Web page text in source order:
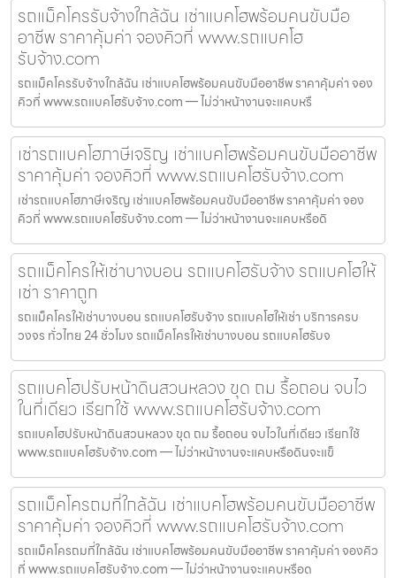
รถแม็คโครรับจ้างใกล้ฉัน เช่าแบคโฮพร้อมคนขับมือ
อาชีพ ราคาคุ้มค่า จองคิวที่ www.รถแบคโฮ
รับจ้าง.com
รถแม็คโครรับจ้างใกล้ฉัน เช่าแบคโฮพร้อมคนขับมืออาชีพ ราคาคุ้มค่า จอง
คิวที่ www.รถแบคโฮรับจ้าง.com — ไม่ว่าหน้างานจะแคบหรื
เช่ารถแบคโฮภาษีเจริญ เช่าแบคโฮพร้อมคนขับมืออาชีพ
ราคาคุ้มค่า จองคิวที่ www.รถแบคโฮรับจ้าง.com
เช่ารถแบคโฮภาษีเจริญ เช่าแบคโฮพร้อมคนขับมืออาชีพ ราคาคุ้มค่า จอง
คิวที่ www.รถแบคโฮรับจ้าง.com — ไม่ว่าหน้างานจะแคบหรือดิ
รถแม็คโครให้เช่าบางบอน รถแบคโฮรับจ้าง รถแบคโฮให้
เช่า ราคาถูก
รถแม็คโครให้เช่าบางบอน รถแบคโฮรับจ้าง รถแบคโฮให้เช่า บริการครบ
วงจร ทั่วไทย 24 ชั่วโมง รถแม็คโครให้เช่าบางบอน รถแบคโฮรับจ
รถแบคโฮปรับหน้าดินสวนหลวง ขุด ถม รื้อถอน จบไว
ในที่เดียว เรียกใช้ www.รถแบคโฮรับจ้าง.com
รถแบคโฮปรับหน้าดินสวนหลวง ขุด ถม รื้อถอน จบไวในที่เดียว เรียกใช้
www.รถแบคโฮรับจ้าง.com — ไม่ว่าหน้างานจะแคบหรือดินจะแข็
รถแม็คโครถมที่ใกล้ฉัน เช่าแบคโฮพร้อมคนขับมืออาชีพ
ราคาคุ้มค่า จองคิวที่ www.รถแบคโฮรับจ้าง.com
รถแม็คโครถมที่ใกล้ฉัน เช่าแบคโฮพร้อมคนขับมืออาชีพ ราคาคุ้มค่า จองคิว
ที่ www.รถแบคโฮรับจ้าง.com — ไม่ว่าหน้างานจะแคบหรือด